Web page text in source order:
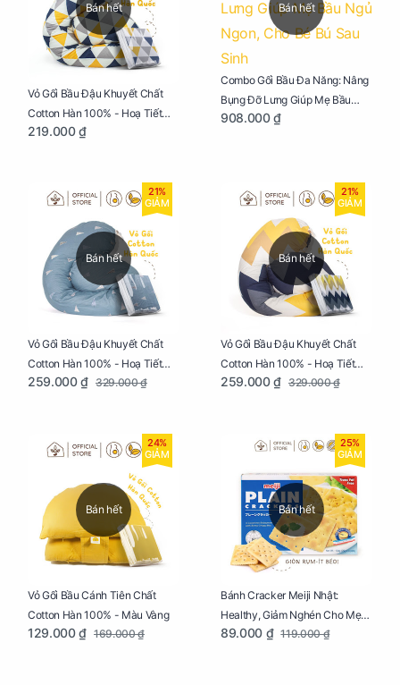
Bán hết
Vỏ Gối Bầu Đậu Khuyết Chất
Cotton Hàn 100% - Hoạ Tiết
Tam Giác
219.000 ₫
Bán hết
Combo Gối Bầu Đa Năng: Nâng
Bụng Đỡ Lưng Giúp Mẹ Bầu
Ngủ Ngon, Cho Bé Bú Sau Sinh
908.000 ₫
Bán hết
21%
GIẢM
Vỏ Gối Bầu Đậu Khuyết Chất
Cotton Hàn 100% - Hoạ Tiết
Thông Lạnh
259.000 ₫ 329.000 ₫
Bán hết
21%
GIẢM
Vỏ Gối Bầu Đậu Khuyết Chất
Cotton Hàn 100% - Hoạ Tiết
Ziczac
259.000 ₫ 329.000 ₫
Bán hết
24%
GIẢM
Vỏ Gối Bầu Cánh Tiên Chất
Cotton Hàn 100% - Màu Vàng
129.000 ₫ 169.000 ₫
Bán hết
25%
GIẢM
Bánh Cracker Meiji Nhật:
Healthy, Giảm Nghén Cho Mẹ
Bầu Hộp 104g
89.000 ₫ 119.000 ₫